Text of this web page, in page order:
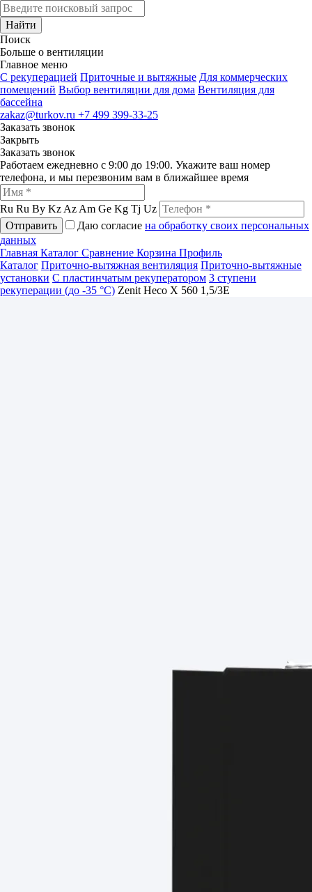
Найти
Поиск
Больше о вентиляции
Главное меню
C рекуперацией Приточные и вытяжные Для коммерческих
помещений Выбор вентиляции для дома Вентиляция для
бассейна
zakaz@turkov.ru +7 499 399-33-25
Заказать звонок
Закрыть
Заказать звонок
Работаем ежедневно с 9:00 до 19:00. Укажите ваш номер
телефона, и мы перезвоним вам в ближайшее время
Ru Ru By Kz Az Am Ge Kg Tj Uz
Отправить
Даю согласие на обработку своих персональных
данных
Главная Каталог Сравнение Корзина Профиль
Каталог Приточно-вытяжная вентиляция Приточно-вытяжные
установки С пластинчатым рекуператором 3 ступени
рекуперации (до -35 °C) Zenit Heco X 560 1,5/3E